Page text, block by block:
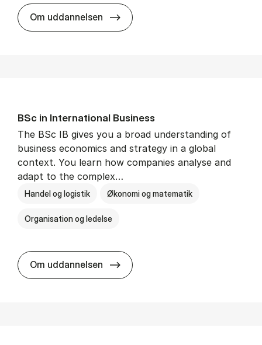
Om uddannelsen BSc in Busi­ness Ad­min­is­tra­tion
BSc in In­ter­na­tion­al Busi­ness
The BSc IB gives you a broad understanding of
business economics and strategy in a global
context. You learn how companies analyse and
adapt to the complex…
Handel og logistik Økonomi og matematik
Organisation og ledelse
Om uddannelsen BSc in In­ter­na­tion­al Busi­ness